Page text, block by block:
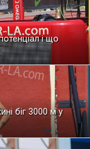
і що
біг 3000 м у